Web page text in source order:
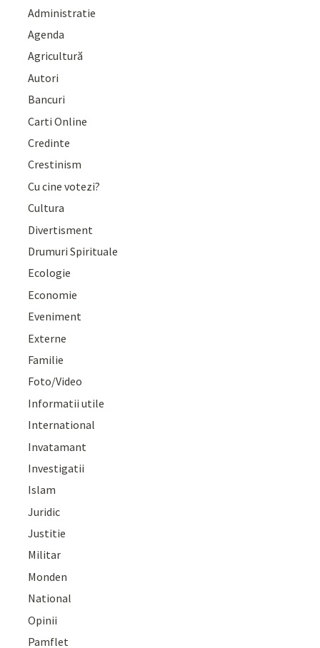
Administratie
Agenda
Agricultură
Autori
Bancuri
Carti Online
Credinte
Crestinism
Cu cine votezi?
Cultura
Divertisment
Drumuri Spirituale
Ecologie
Economie
Eveniment
Externe
Familie
Foto/Video
Informatii utile
International
Invatamant
Investigatii
Islam
Juridic
Justitie
Militar
Monden
National
Opinii
Pamflet